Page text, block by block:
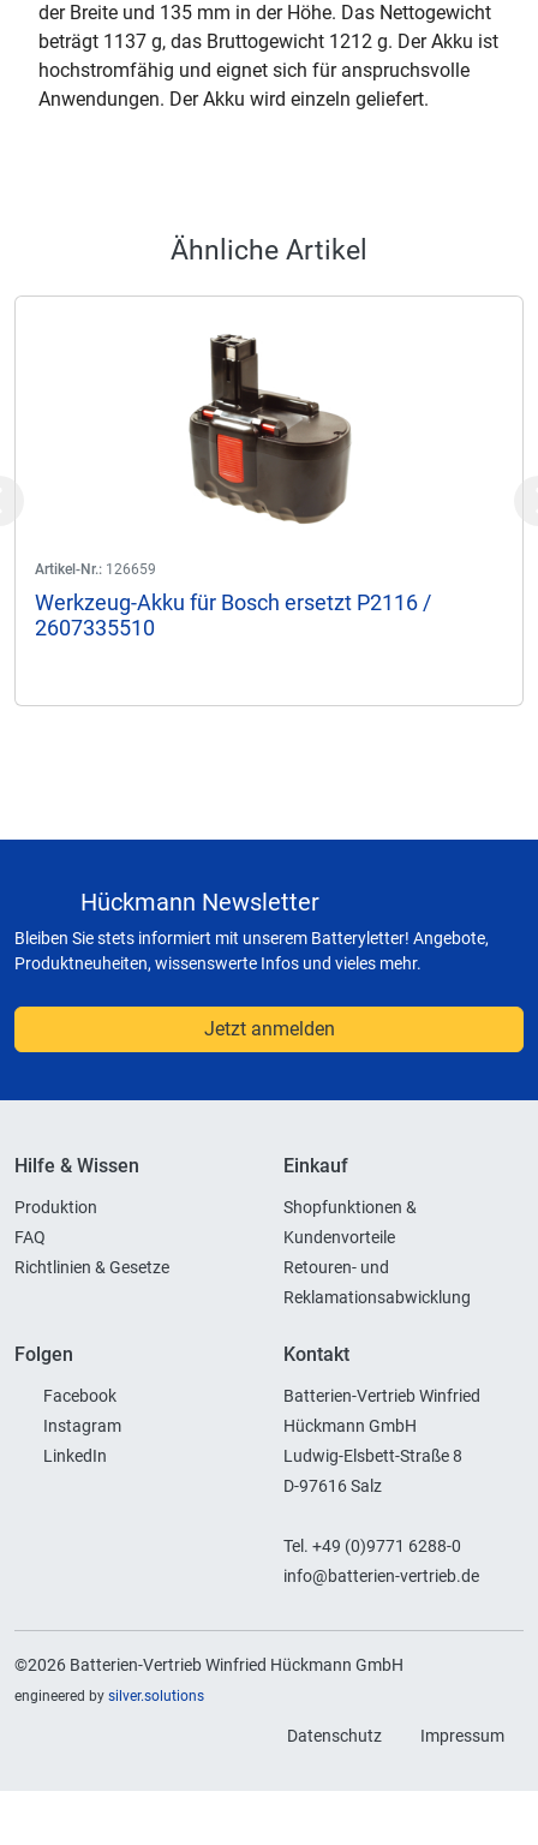
der Breite und 135 mm in der Höhe. Das Nettogewicht
beträgt 1137 g, das Bruttogewicht 1212 g. Der Akku ist
hochstromfähig und eignet sich für anspruchsvolle
Anwendungen. Der Akku wird einzeln geliefert.
Ähnliche Artikel
Artikel-Nr.: 126659
Werkzeug-Akku für Bosch ersetzt P2116 /
2607335510
Hückmann Newsletter
Bleiben Sie stets informiert mit unserem Batteryletter! Angebote,
Produktneuheiten, wissenswerte Infos und vieles mehr.
Jetzt anmelden
Hilfe & Wissen
Produktion
FAQ
Richtlinien & Gesetze
Einkauf
Shopfunktionen &
Kundenvorteile
Retouren- und
Reklamationsabwicklung
Folgen
Facebook
Instagram
LinkedIn
Kontakt
Batterien-Vertrieb Winfried
Hückmann GmbH
Ludwig-Elsbett-Straße 8
D-97616 Salz
Tel. +49 (0)9771 6288-0
info@batterien-vertrieb.de
©2026 Batterien-Vertrieb Winfried Hückmann GmbH
engineered by silver.solutions
Datenschutz Impressum